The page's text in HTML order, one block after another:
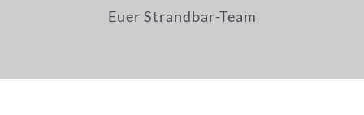
Euer Strandbar-Team